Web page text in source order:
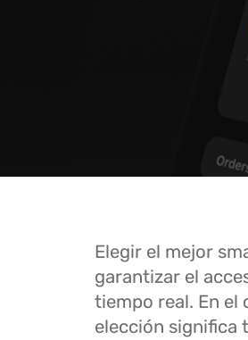
Elegir el mejor
garantizar el
tiempo real. En el
elección significa